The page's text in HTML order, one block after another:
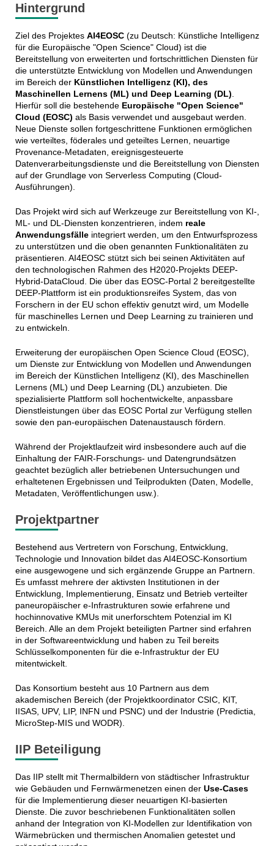
Hintergrund
Ziel des Projektes AI4EOSC(zu Deutsch: Künstliche Intelligenz
für die Europäische "Open Science" Cloud) ist die
Bereitstellung von erweiterten und fortschrittlichen Diensten für
die unterstützte Entwicklung von Modellen und Anwendungen
im Bereich der Künstlichen Intelligenz (KI), des
Maschinellen Lernens (ML) und Deep Learning (DL)
Hierfür soll die bestehende Europäische "Open Science"
Cloud (EOSC) als Basis verwendet und ausgebaut werden.
Neue Dienste sollen fortgeschrittene Funktionen ermöglichen
wie verteiltes, föderales und geteiltes Lernen, neuartige
Provenance-Metadaten, ereignisgesteuerte
Datenverarbeitungsdienste und die Bereitstellung von Diensten
auf der Grundlage von Serverless Computing (Cloud-
Ausführungen).
Das Projekt wird sich auf Werkzeuge zur Bereitstellung von KI-,
ML- und DL-Diensten konzentrieren, indem reale
Anwendungsfälleintegriert werden, um den Entwurfsprozess
zu unterstützen und die oben genannten Funktionalitäten zu
präsentieren. AI4EOSC stützt sich bei seinen Aktivitäten auf
den technologischen Rahmen des H2020-Projekts DEEP-
Hybrid-DataCloud. Die über das EOSC-Portal 2 bereitgestellte
DEEP-Plattform ist ein produktionsreifes System, das von
Forschern in der EU schon effektiv genutzt wird, um Modelle
für maschinelles Lernen und Deep Learning zu trainieren und
zu entwickeln.
Erweiterung der europäischen Open Science Cloud (EOSC),
um Dienste zur Entwicklung von Modellen und Anwendungen
im Bereich der Künstlichen Intelligenz (KI), des Maschinellen
Lernens (ML) und Deep Learning (DL) anzubieten. Die
spezialisierte Plattform soll hochentwickelte, anpassbare
Dienstleistungen über das EOSC Portal zur Verfügung stellen
sowie den pan-europäischen Datenaustausch fördern.
Während der Projektlaufzeit wird insbesondere auch auf die
Einhaltung der FAIR-Forschungs- und Datengrundsätzen
geachtet bezüglich aller betriebenen Untersuchungen und
erhaltetenen Ergebnissen und Teilprodukten (Daten, Modelle,
Metadaten, Veröffentlichungen usw.).
Projektpartner
Bestehend aus Vertretern von Forschung, Entwicklung,
Technologie und Innovation bildet das AI4EOSC-Konsortium
eine ausgewogene und sich ergänzende Gruppe an Partnern.
Es umfasst mehrere der aktivsten Institutionen in der
Entwicklung, Implementierung, Einsatz und Betrieb verteilter
paneuropäischer e-Infrastrukturen sowie erfahrene und
hochinnovative KMUs mit unerforschtem Potenzial im KI
Bereich. Alle an dem Projekt beteiligten Partner sind erfahren
in der Softwareentwicklung und haben zu Teil bereits
Schlüsselkomponenten für die e-Infrastruktur der EU
mitentwickelt.
Das Konsortium besteht aus 10 Partnern aus dem
akademischen Bereich (der Projektkoordinator CSIC, KIT,
IISAS, UPV, LIP, INFN und PSNC) und der Industrie (Predictia,
MicroStep-MIS und WODR).
IIP Beteiligung
Das IIP stellt mit Thermalbildern von städtischer Infrastruktur
wie Gebäuden und Fernwärmenetzen einen der Use-Cases
für die Implementierung dieser neuartigen KI-basierten
Dienste. Die zuvor beschriebenen Funktionalitäten sollen
anhand der Integration von KI-Modellen zur Identifikation von
Wärmebrücken und thermischen Anomalien getestet und